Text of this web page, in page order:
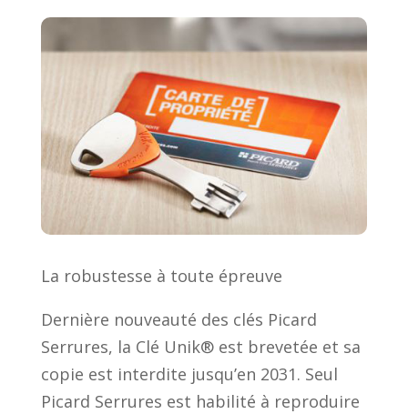
La robustesse à toute épreuve
Dernière nouveauté des clés Picard
Serrures, la Clé Unik® est brevetée et sa
copie est interdite jusqu’en 2031. Seul
Picard Serrures est habilité à reproduire